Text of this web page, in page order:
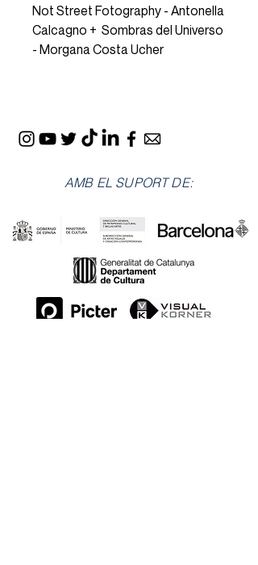
Not Street Fotography - Antonella
Calcagno + Sombras del Universo
- Morgana Costa Ucher
AMB EL SUPORT DE: